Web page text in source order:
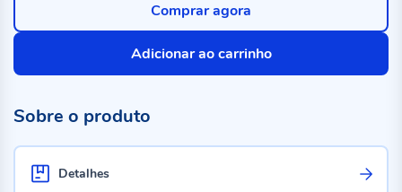
Adicionar ao carrinho
Comprar agora
Sobre o produto
Detalhes